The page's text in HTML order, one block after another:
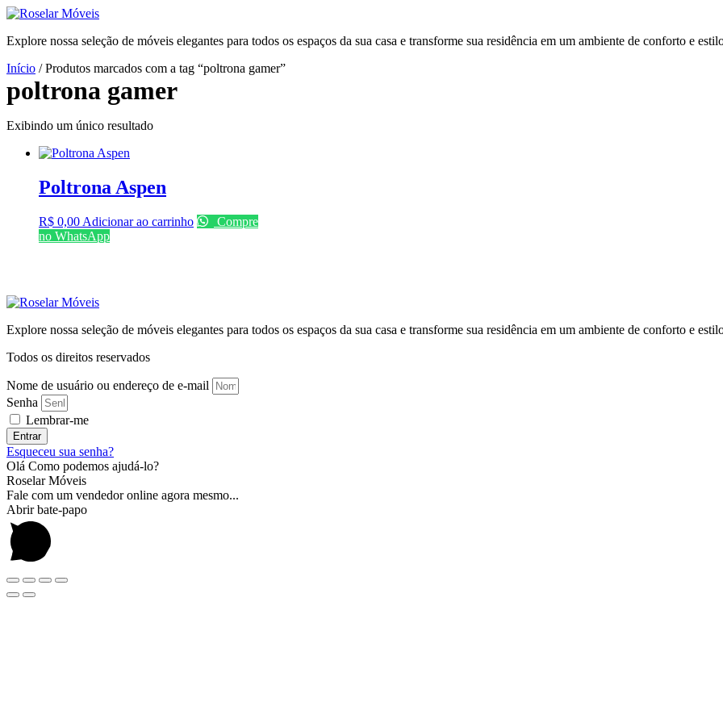
Ir
o
Explore nossa seleção de móveis elegantes para todos os espaços da sua casa e transforme sua residência em um ambiente de conforto e
Início / Produtos marcados com a tag “poltrona gamer”
poltrona gamer
Exibindo um único resultado
Poltrona Aspen
R$ 0,00 Adicionar ao carrinho
Compre
no WhatsApp
Explore nossa seleção de móveis elegantes para todos os espaços da sua casa e transforme sua residência em um ambiente de conforto e
Todos os direitos reservados
Nome de usuário ou endereço de e-mail
Senha
Lembrar-me
Entrar
Esqueceu sua senha?
Olá Como podemos ajudá-lo?
Roselar Móveis
Fale com um vendedor online agora mesmo...
Abrir bate-papo